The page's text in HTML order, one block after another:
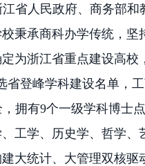
省人民政府、商务部和
秉承商科办学传统，
为浙江省重点建设高
省登峰学科建设名单，
拥有9个一级学科博士
工学、历史学、哲学
大统计、大管理双核